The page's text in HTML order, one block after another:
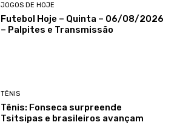
JOGOS DE HOJE
Futebol Hoje – Quinta – 06/08/2026
– Palpites e Transmissão
TÊNIS
Tênis: Fonseca surpreende
Tsitsipas e brasileiros avançam